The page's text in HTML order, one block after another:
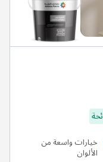
خيارات واسعة من
الألوان